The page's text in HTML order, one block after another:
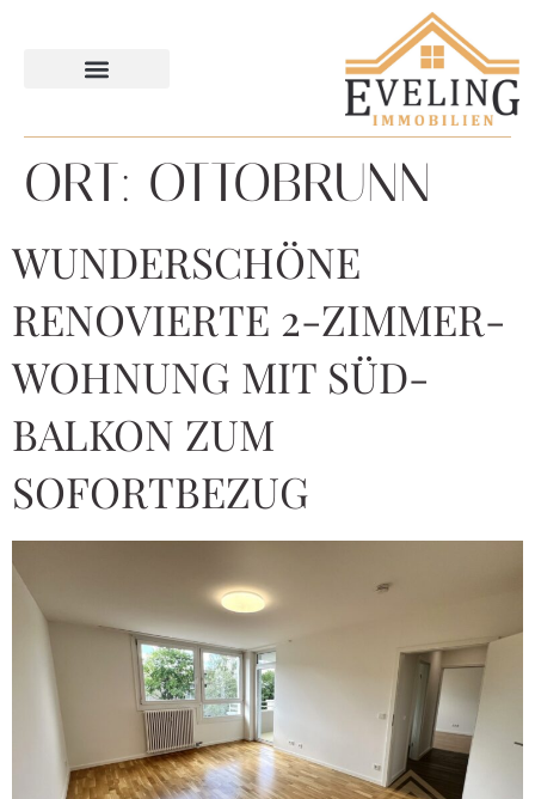
ORT: OTTOBRUNN
WUNDERSCHÖNE
RENOVIERTE 2-ZIMMER-
WOHNUNG MIT SÜD-
BALKON ZUM
SOFORTBEZUG